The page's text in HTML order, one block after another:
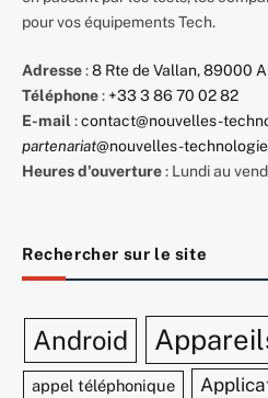
pour vos équipements Tech.
Adresse:8 Rte de Vallan, 89000
Téléphone: +33 3 86 70 02 82
E-mail :contact@nouvelles-
partenariat@nouvelles-
Heures d'ouverture: Lundi au
Rechercher sur le site
Android
appel téléphonique